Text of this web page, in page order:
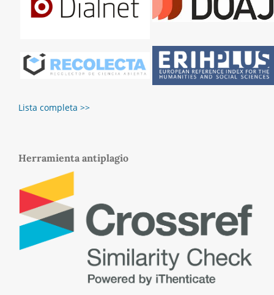
Lista completa >>
Herramienta antiplagio